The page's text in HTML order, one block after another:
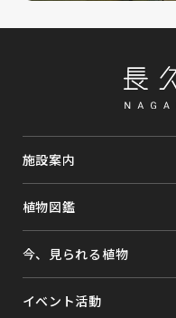
施設案内
植物図鑑
今、見られる植物
イベント活動